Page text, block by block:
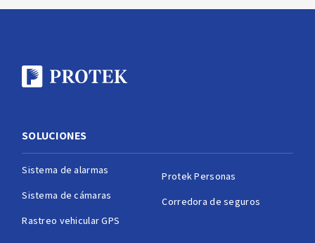
SOLUCIONES
Sistema de alarmas
Sistema de cámaras
Rastreo vehicular GPS
Protek Personas
Corredora de seguros